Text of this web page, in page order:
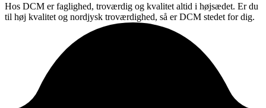
Hos DCM er faglighed, troværdig og kvalitet altid i højsædet. Er du
til høj kvalitet og nordjysk troværdighed, så er DCM stedet for dig.